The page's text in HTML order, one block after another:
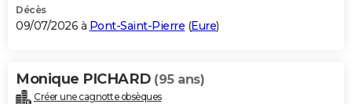
Décès
09/07/2026 à Pont-Saint-Pierre (Eure)
Monique PICHARD (95 ans)
Créer une cagnotte obsèques